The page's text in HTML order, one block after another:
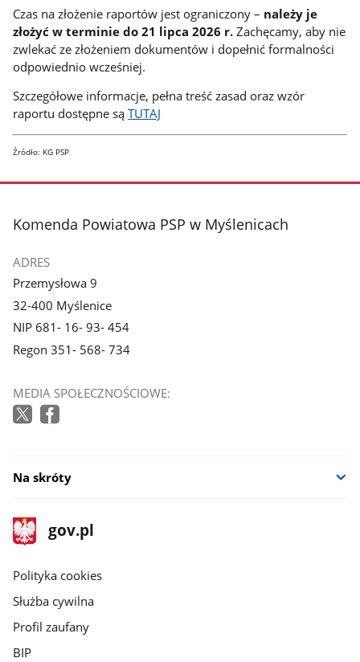
Czas na złożenie raportów jest ograniczony – należy je
złożyć w terminie do 21 lipca 2026 r. Zachęcamy, aby nie
zwlekać ze złożeniem dokumentów i dopełnić formalności
odpowiednio wcześniej.
Szczegółowe informacje, pełna treść zasad oraz wzór
raportu dostępne sąTUTAJ
Źródło: KG PSP
stopka
Komenda Powiatowa PSP w Myślenicach
ADRES
Przemysłowa 9
32-400 Myślenice
NIP 681- 16- 93- 454
Regon 351- 568- 734
MEDIA SPOŁECZNOŚCIOWE:
Na skróty
stopka
gov.pl
Strona
gov.pl
gov.pl
Polityka cookies
Służba cywilna
Profil zaufany
BIP